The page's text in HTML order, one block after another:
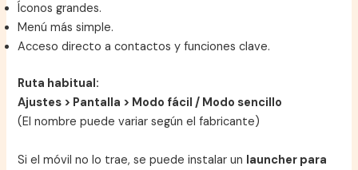
Íconos grandes.
Menú más simple.
Acceso directo a contactos y funciones clave.
Ruta habitual:
Ajustes > Pantalla > Modo fácil / Modo sencillo
(El nombre puede variar según el fabricante)
Si el móvil no lo trae, se puede instalar un launcher para